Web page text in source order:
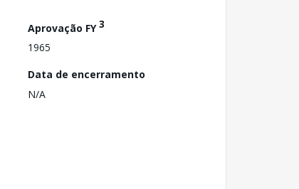
Aprovação FY3
1965
Data de encerramento
N/A